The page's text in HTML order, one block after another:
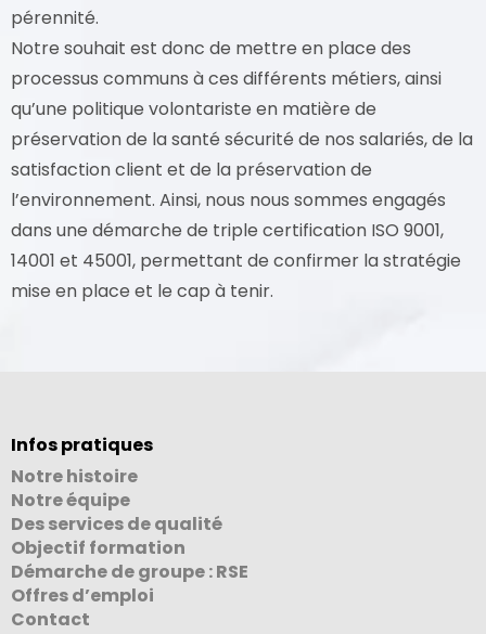
pérennité.
Notre souhait est donc de mettre en place des
processus communs à ces différents métiers, ainsi
qu’une politique volontariste en matière de
préservation de la santé sécurité de nos salariés, de la
satisfaction client et de la préservation de
l’environnement. Ainsi, nous nous sommes engagés
dans une démarche de triple certification ISO 9001,
14001 et 45001, permettant de confirmer la stratégie
mise en place et le cap à tenir.
Infos pratiques
Notre histoire
Notre équipe
Des services de qualité
Objectif formation
Démarche de groupe : RSE
Offres d’emploi
Contact